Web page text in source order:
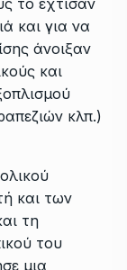
και για να
άνοιξαν
και
κλπ.)
και των
τη
του
μια